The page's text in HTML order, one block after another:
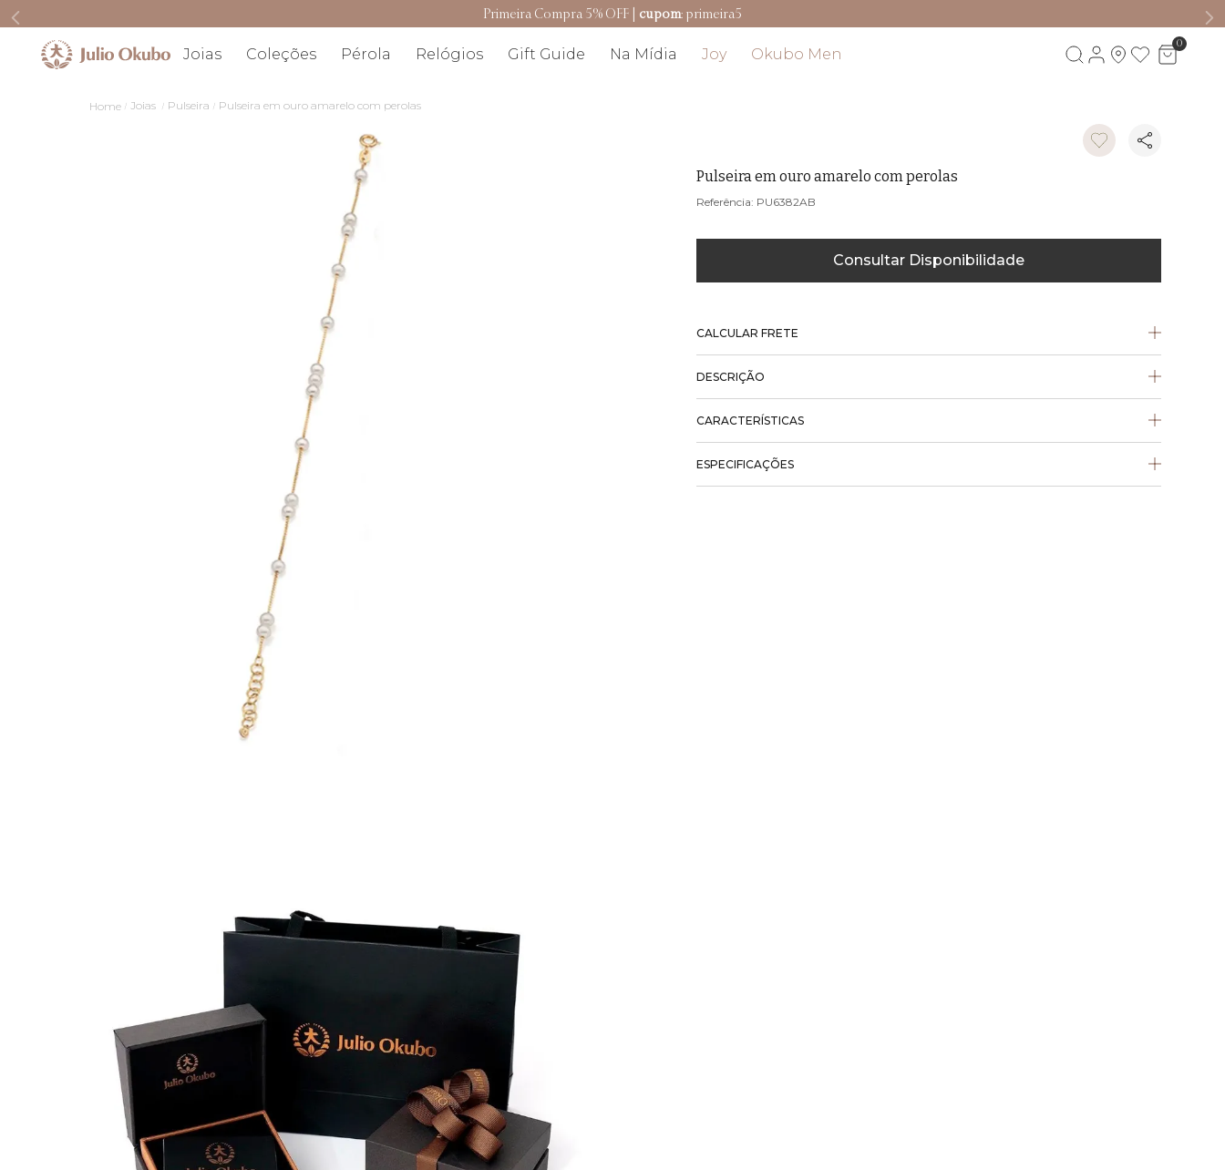
Primeira Compra 5% OFF | cupom: primeira5
Joias Coleções Pérola Relógios Gift Guide Na Mídia Joy Okubo Men
0
Joias Pulseira Pulseira em ouro amarelo com perolas
Pulseira em ouro amarelo com perolas
PU6382AB
Consultar Disponibilidade
CALCULAR FRETE
DESCRIÇÃO
CARACTERÍSTICAS
ESPECIFICAÇÕES